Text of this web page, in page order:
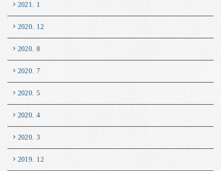
2021. 1
2020. 12
2020. 8
2020. 7
2020. 5
2020. 4
2020. 3
2019. 12